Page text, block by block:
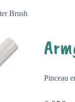
Brush
Pinceau